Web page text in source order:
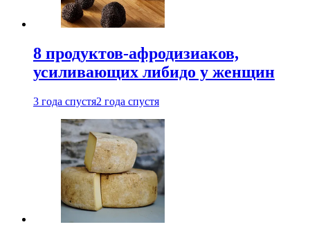
8 продуктов-афродизиаков,
усиливающих либидо у женщин
3 года спустя2 года спустя